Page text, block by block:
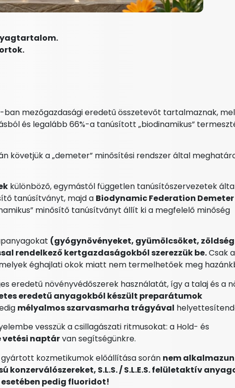
ban mezőgazdasági eredetű összetevőt tartalmaznak,
és legalább 66%-a tanúsított „biodinamikus”
követjük a „demeter” minősítési rendszer által
különböző, egymástól független tanúsítószervezetek
tanúsítványt, majd a Biodynamic Federation Demeter
minősítő tanúsítványt állít ki a megfelelő minőség
(gyógynövényeket, gyümölcsöket,
rendelkező kertgazdaságokból szerezzük be.Csak
éghajlati okok miatt nem termelhetőek meg
eredetű növényvédőszerek használatát, így a talaj és a
eredetű anyagokból készült preparátumok
mélyalmos szarvasmarha trágyával
vesszük a csillagászati ritmusokat: a Hold- és
vetési naptárvan segítségünkre.
gyártott kozmetikumok előállítása során nem
S.L.S. / S.L.E.S. felületaktív
pedig fluoridot!